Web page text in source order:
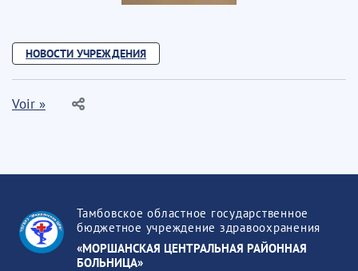
НОВОСТИ УЧРЕЖДЕНИЯ
Voir »
Тамбовское областное государственное
бюджетное учреждение здравоохранения
«МОРШАНСКАЯ ЦЕНТРАЛЬНАЯ РАЙОННАЯ
БОЛЬНИЦА»